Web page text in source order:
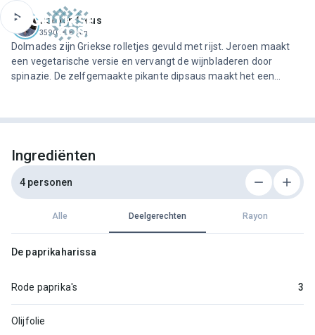
Jeroen Meus
3590 recepten
Dolmades zijn Griekse rolletjes gevuld met rijst. Jeroen maakt
een vegetarische versie en vervangt de wijnbladeren door
spinazie. De zelfgemaakte pikante dipsaus maakt het een
Ingrediënten
4 personen
Alle Deelgerechten Rayon
De paprikaharissa
Rode paprika's 3
Olijfolie